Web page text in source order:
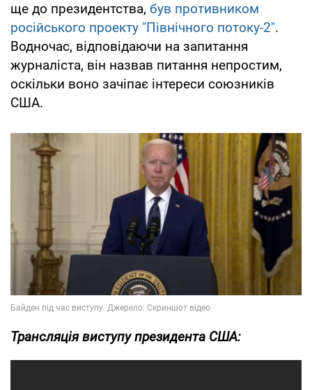
ще до президентства, був противником
російського проекту "Північного потоку-2".
Водночас, відповідаючи на запитання
журналіста, він назвав питання непростим,
оскільки воно зачіпає інтереси союзників
США.
Трансляція виступу президента США: